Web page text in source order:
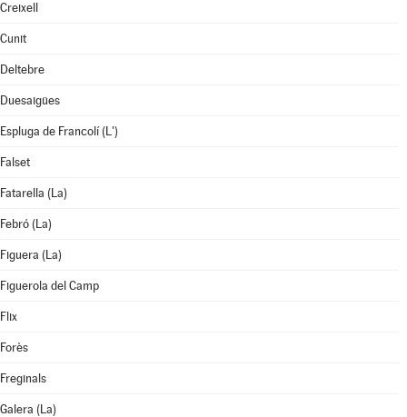
Creixell
Cunit
Deltebre
Duesaigües
Espluga de Francolí (L')
Falset
Fatarella (La)
Febró (La)
Figuera (La)
Figuerola del Camp
Flix
Forès
Freginals
Galera (La)